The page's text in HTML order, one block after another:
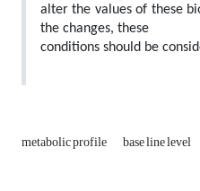
alter the values of these
the changes, these
conditions should be
metabolic profile base line level